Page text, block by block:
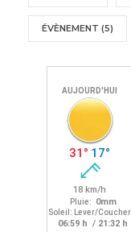
ÉVÈNEMENT (5)